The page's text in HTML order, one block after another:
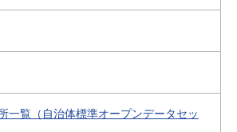
一覧（自治体標準オープンデータセッ